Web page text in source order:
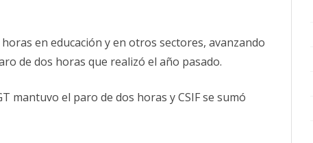
en educación y en otros sectores, avanzando
de dos horas que realizó el año pasado.
mantuvo el paro de dos horas y CSIF se sumó